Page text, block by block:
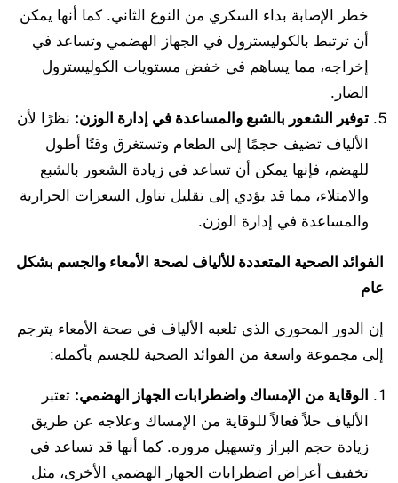
خطر الإصابة بداء السكري من النوع الثاني. كما أنها يمكن
أن ترتبط بالكوليسترول في الجهاز الهضمي وتساعد في
إخراجه، مما يساهم في خفض مستويات الكوليسترول
الضار.
توفير الشعور بالشبع والمساعدة في إدارة الوزن: نظرًا لأن
الألياف تضيف حجمًا إلى الطعام وتستغرق وقتًا أطول
للهضم، فإنها يمكن أن تساعد في زيادة الشعور بالشبع
والامتلاء، مما قد يؤدي إلى تقليل تناول السعرات الحرارية
والمساعدة في إدارة الوزن.
الفوائد الصحية المتعددة للألياف لصحة الأمعاء والجسم بشكل
عام
إن الدور المحوري الذي تلعبه الألياف في صحة الأمعاء يترجم
إلى مجموعة واسعة من الفوائد الصحية للجسم بأكمله:
الوقاية من الإمساك واضطرابات الجهاز الهضمي: تعتبر
الألياف حلاً فعالاً للوقاية من الإمساك وعلاجه عن طريق
زيادة حجم البراز وتسهيل مروره. كما أنها قد تساعد في
تخفيف أعراض اضطرابات الجهاز الهضمي الأخرى، مثل